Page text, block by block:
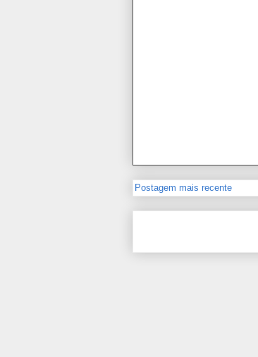
Postagem mais recente